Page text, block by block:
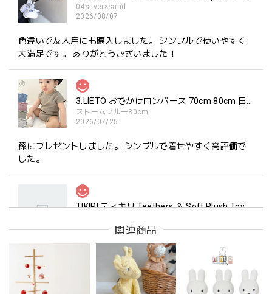
04silver×sand
2026/08/07
色違いで友人用にも購入しました。 シンプルで使いやすく
大満足です。 ありがとうございました！
ストームブルー80cm
2026/07/25
孫にプレゼントしました。 シンプルで着せやすく高評価で
した。
TIKIRI ティキリ Teethers ＆ Soft Plush Toy Alvin ぞう 歯固め＆ぬいぐるみセット
2026/06/18
マグカップ BEANS 2 美濃焼 日本製 コーヒー豆柄
ブラウン
関連商品